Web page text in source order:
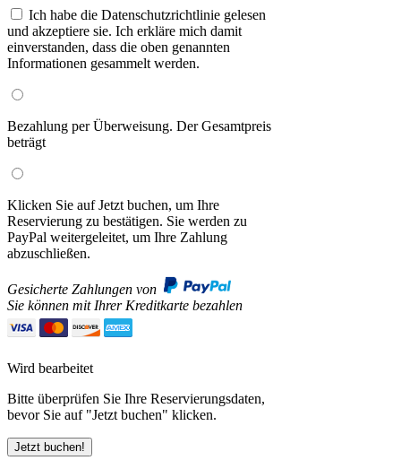
Ich habe die Datenschutzrichtlinie gelesen
und akzeptiere sie. Ich erkläre mich damit
einverstanden, dass die oben genannten
Informationen gesammelt werden.
Bezahlung per Überweisung. Der Gesamtpreis
beträgt
Klicken Sie auf Jetzt buchen, um Ihre
Reservierung zu bestätigen. Sie werden zu
PayPal weitergeleitet, um Ihre Zahlung
abzuschließen.
Gesicherte Zahlungen von
Sie können mit Ihrer Kreditkarte bezahlen
Wird bearbeitet
Bitte überprüfen Sie Ihre Reservierungsdaten,
bevor Sie auf "Jetzt buchen" klicken.